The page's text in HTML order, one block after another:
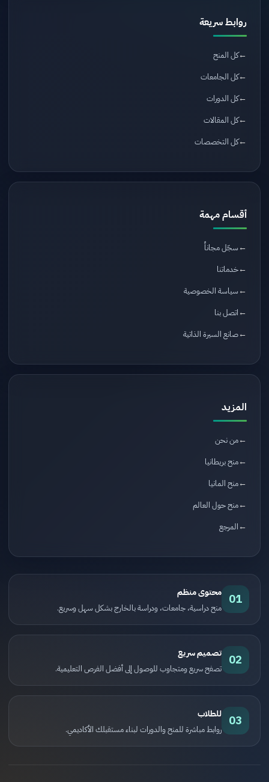
روابط سريعة
كل المنح
كل الجامعات
كل الدورات
كل المقالات
كل التخصصات
أقسام مهمة
سجّل مجاناً
خدماتنا
سياسة الخصوصية
اتصل بنا
صانع السيرة الذاتية
المزيد
من نحن
منح بريطانيا
منح المانيا
منح حول العالم
المرجع
01 محتوى منظم
منح دراسية، جامعات، ودراسة بالخارج بشكل سهل وسريع.
02 تصميم سريع
تصفح سريع ومتجاوب للوصول إلى أفضل الفرص التعليمية.
03 للطلاب
روابط مباشرة للمنح والدورات لبناء مستقبلك الأكاديمي.